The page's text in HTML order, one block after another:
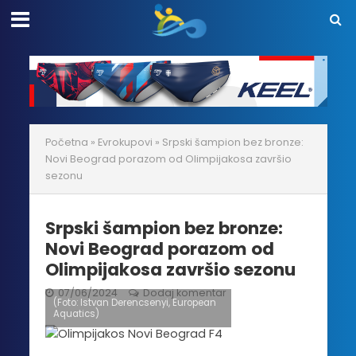
Početna » Evrokupovi » Srpski šampion bez bronze:
Novi Beograd porazom od Olimpijakosa završio
sezonu
Srpski šampion bez bronze:
Novi Beograd porazom od
Olimpijakosa završio sezonu
07/06/2024 Dodaj komentar
(Foto: Istvan Derencsenyi, European
Aquatics)